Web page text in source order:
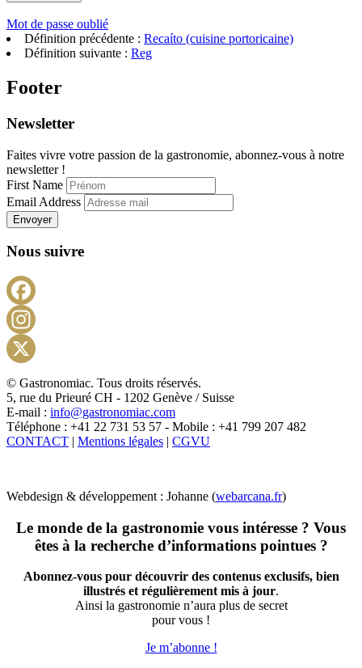
Mot de passe oublié
Définition précédente : Recaíto (cuisine portoricaine)
Définition suivante : Reg
Footer
Newsletter
Faites vivre votre passion de la gastronomie, abonnez-vous à notre
newsletter !
First Name
Email Address
Envoyer
Nous suivre
X
© Gastronomiac. Tous droits réservés.
5, rue du Prieuré CH - 1202 Genève / Suisse
E-mail : info@gastronomiac.com
Téléphone : +41 22 731 53 57 - Mobile : +41 799 207 482
CONTACT | Mentions légales | CGVU
Webdesign & développement : Johanne (webarcana.fr)
Le monde de la gastronomie vous intéresse ? Vous
êtes à la recherche d’informations pointues ?
Abonnez-vous pour découvrir des contenus exclusifs, bien
illustrés et régulièrement mis à jour.
Ainsi la gastronomie n’aura plus de secret
pour vous !
Je m’abonne !